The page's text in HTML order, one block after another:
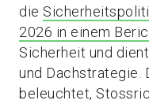
die
2026 in einem
Sicherheit und
und Dachstrategie.
beleuchtet,